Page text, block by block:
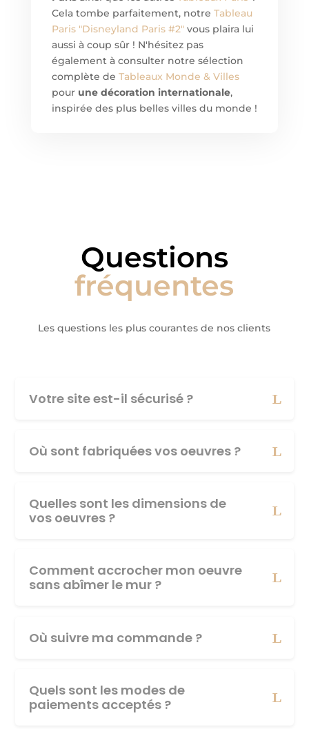
Cela tombe parfaitement, notre Tableau
Paris "Disneyland Paris #2"vous plaira lui
aussi à coup sûr ! N'hésitez pas
également à consulter notre sélection
complète de Tableaux Monde & Villes
pour une décoration internationale,
inspirée des plus belles villes du monde !
Questions
fréquentes
Les questions les plus courantes de nos clients
Votre site est-il sécurisé ?
Où sont fabriquées vos oeuvres ?
Quelles sont les dimensions de
vos oeuvres ?
Comment accrocher mon oeuvre
sans abîmer le mur ?
Où suivre ma commande ?
Quels sont les modes de
paiements acceptés ?